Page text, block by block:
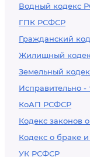
Водный кодекс
ГПК РСФСР
Гражданский
Жилищный
Земельный
Исправительно
КоАП РСФСР
Кодекс законов
Кодекс о браке
УК РСФСР